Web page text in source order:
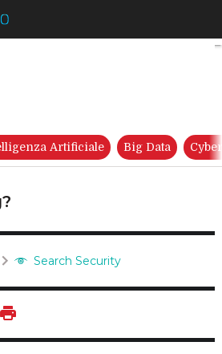
Cos’è l’hashing?
Artificiale Big Data
Search Security